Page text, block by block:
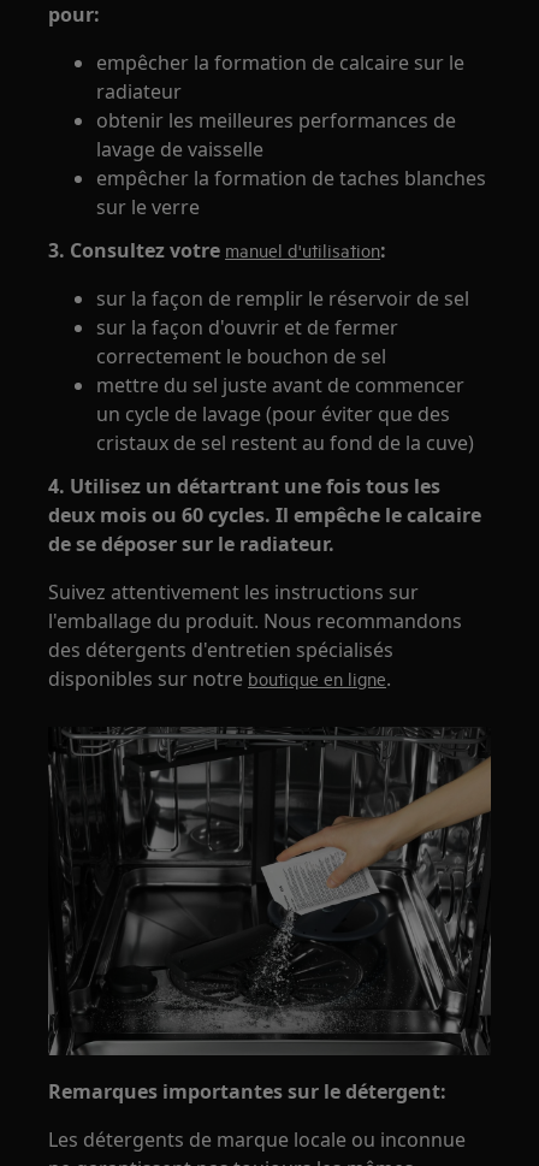
pour:
empêcher la formation de calcaire sur le
radiateur
obtenir les meilleures performances de
lavage de vaisselle
empêcher la formation de taches blanches
sur le verre
3. Consultez votre manuel d'utilisation:
sur la façon de remplir le réservoir de sel
sur la façon d'ouvrir et de fermer
correctement le bouchon de sel
mettre du sel juste avant de commencer
un cycle de lavage (pour éviter que des
cristaux de sel restent au fond de la cuve)
4. Utilisez un détartrant une fois tous les
deux mois ou 60 cycles. Il empêche le calcaire
de se déposer sur le radiateur.
Suivez attentivement les instructions sur
l'emballage du produit. Nous recommandons
des détergents d'entretien spécialisés
disponibles sur notre boutique en ligne.
Remarques importantes sur le détergent:
Les détergents de marque locale ou inconnue